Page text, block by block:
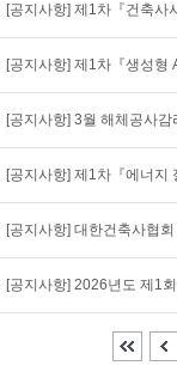
[공지사항] 3월 해체공사
[공지사항] 제1차『에너지
[공지사항] 대한건축사협
[공지사항] 2026년도 제1